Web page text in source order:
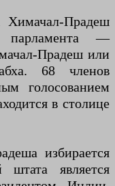
Химачал-Прадеш
парламента —
Прадеш или
68 членов
голосованием
в столице
избирается
штата является